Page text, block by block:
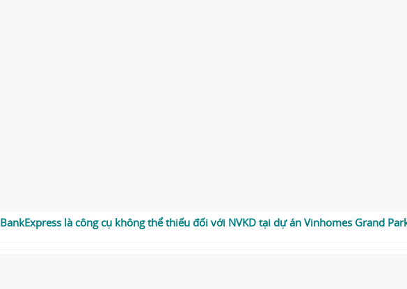
là công cụ không thể thiếu đối với NVKD tại dự án Vinhomes Grand